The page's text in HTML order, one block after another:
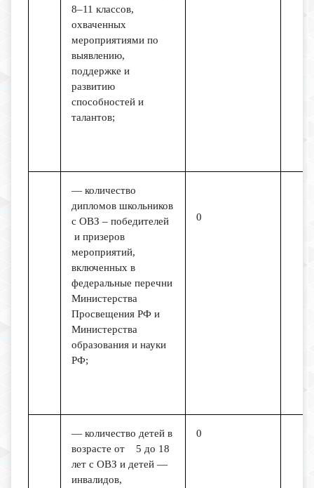
8–11 классов,
охваченных
мероприятиями по
выявлению,
поддержке и
развитию
способностей и
талантов;
— количество
дипломов школьников
с ОВЗ – победителей
и призеров
мероприятий,
включенных в
федеральные перечни
Министерства
Просвещения РФ и
Министерства
образования и науки
РФ;
0
— количество детей в
возрасте от 5 до 18
лет с ОВЗ и детей —
инвалидов,
0